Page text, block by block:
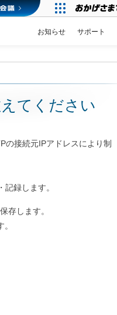
お知らせ サポート
てください
の接続元IPアドレスにより制
録します。
存します。